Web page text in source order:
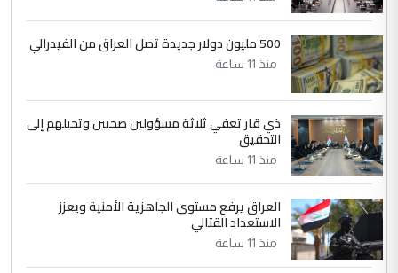
500 مليون دولار جديدة تصل العراق من الفيدرالي
منذ 11 ساعة
ذي قار تعفي ثلاثة مسؤولين صحيين وتحيلهم إلى
التحقيق
منذ 11 ساعة
العراق يرفع مستوى الجاهزية الأمنية ويعزز
الاستعداد القتالي
منذ 11 ساعة